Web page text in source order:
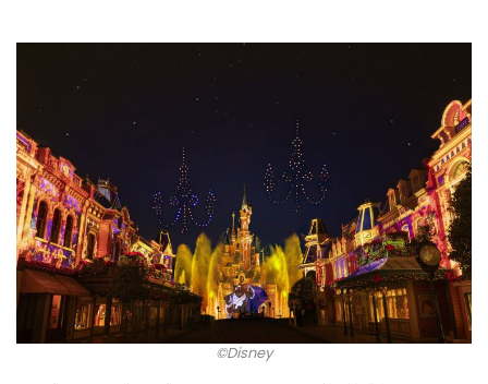
©Disney